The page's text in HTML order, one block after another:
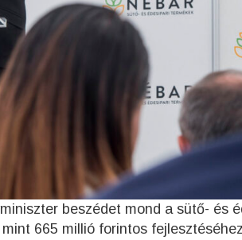
beszédet mond a sütő- és
665 millió forintos